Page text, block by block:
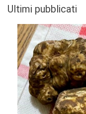
Ultimi pubblicati